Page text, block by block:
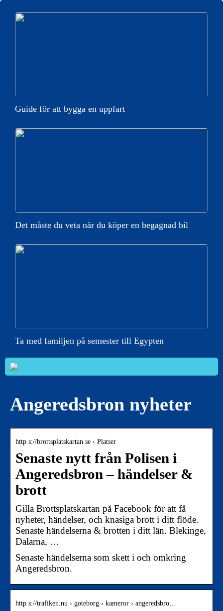
Guide för att bygga en uppfart
Det måste du veta när du köper en begagnad bil
Ta med familjen på semester till Egypten
Angeredsbron nyheter
http s://brottsplatskartan.se › Platser
Senaste nytt från Polisen i
Angeredsbron – händelser &
brott
Gilla Brottsplatskartan på Facebook för att få
nyheter, händelser, och knasiga brott i ditt flöde.
Senaste händelserna & brotten i ditt län. Blekinge,
Dalarna, …
Senaste händelserna som skett i och omkring
Angeredsbron.
http s://trafiken.nu › goteborg › kameror › angeredsbro…